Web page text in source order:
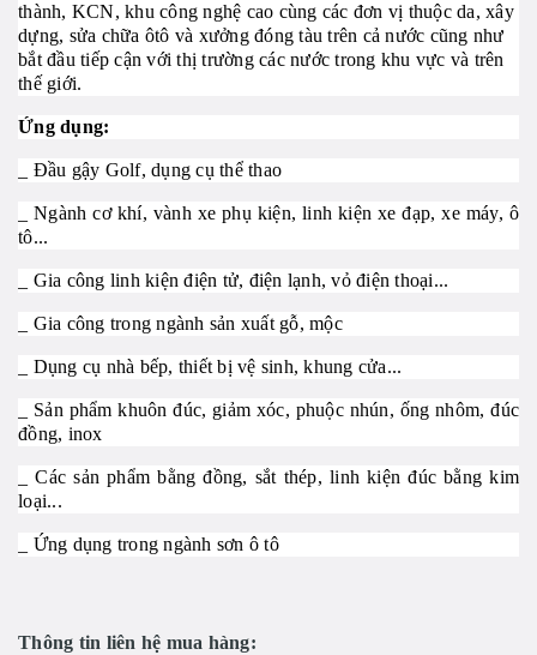
thành, KCN, khu công nghệ cao cùng các đơn vị thuộc da, xây
dựng, sửa chữa ôtô và xưởng đóng tàu trên cả nước cũng như
bắt đầu tiếp cận với thị trường các nước trong khu vực và trên
thế giới.
Ứng dụng:
_ Đầu gậy Golf, dụng cụ thể thao
_ Ngành cơ khí, vành xe phụ kiện, linh kiện xe đạp, xe máy, ô
tô...
_ Gia công linh kiện điện tử, điện lạnh, vỏ điện thoại...
_ Gia công trong ngành sản xuất gỗ, mộc
_ Dụng cụ nhà bếp, thiết bị vệ sinh, khung cửa...
_ Sản phẩm khuôn đúc, giảm xóc, phuộc nhún, ống nhôm, đúc
đồng, inox
_ Các sản phẩm bằng đồng, sắt thép, linh kiện đúc bằng kim
loại...
_ Ứng dụng trong ngành sơn ô tô
Thông tin liên hệ mua hàng: